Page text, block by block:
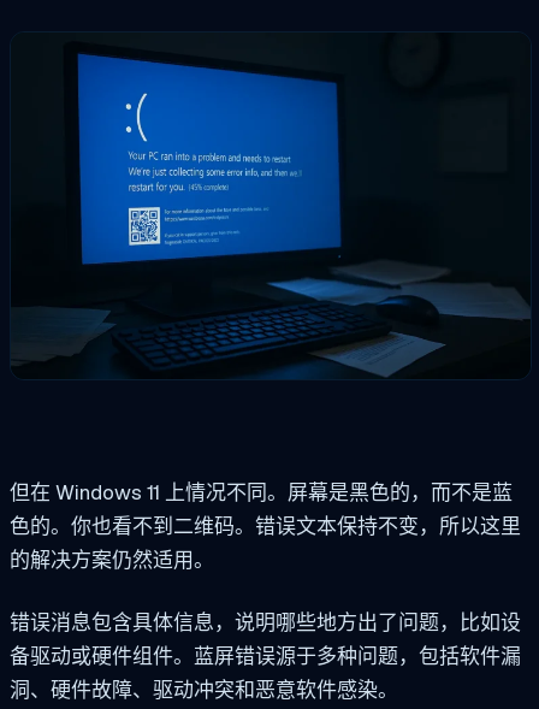
但在 Windows 11 上情况不同。屏幕是黑色的，而不是蓝
色的。你也看不到二维码。错误文本保持不变，所以这里
的解决方案仍然适用。
错误消息包含具体信息，说明哪些地方出了问题，比如设
备驱动或硬件组件。蓝屏错误源于多种问题，包括软件漏
洞、硬件故障、驱动冲突和恶意软件感染。